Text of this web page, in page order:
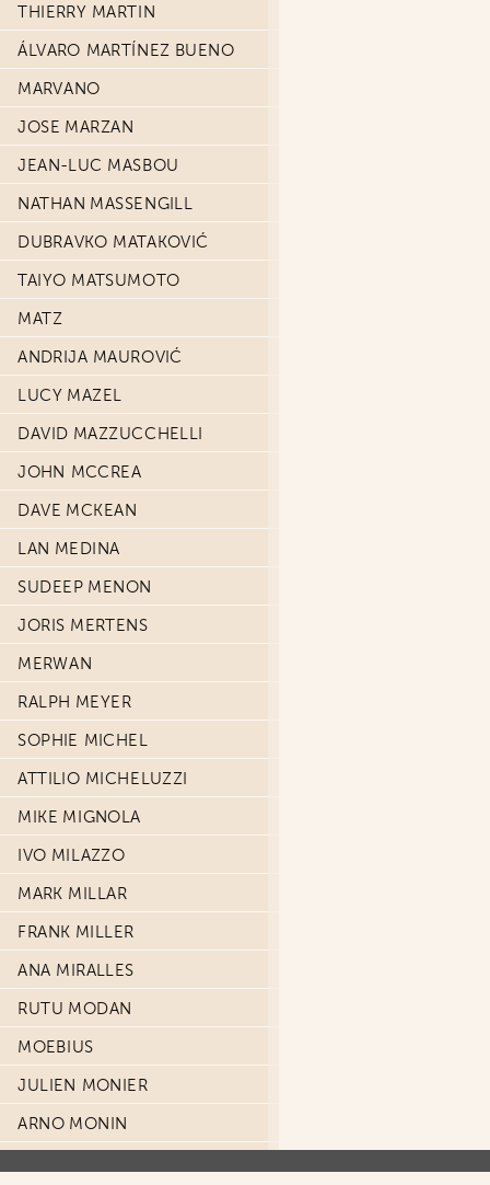
THIERRY MARTIN
ÁLVARO MARTÍNEZ BUENO
MARVANO
JOSE MARZAN
JEAN-LUC MASBOU
NATHAN MASSENGILL
DUBRAVKO MATAKOVIĆ
TAIYO MATSUMOTO
MATZ
ANDRIJA MAUROVIĆ
LUCY MAZEL
DAVID MAZZUCCHELLI
JOHN MCCREA
DAVE MCKEAN
LAN MEDINA
SUDEEP MENON
JORIS MERTENS
MERWAN
RALPH MEYER
SOPHIE MICHEL
ATTILIO MICHELUZZI
MIKE MIGNOLA
IVO MILAZZO
MARK MILLAR
FRANK MILLER
ANA MIRALLES
RUTU MODAN
MOEBIUS
JULIEN MONIER
ARNO MONIN